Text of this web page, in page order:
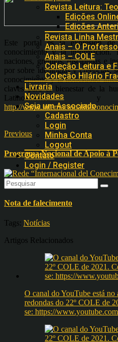
Revista Leitura:
Edições
Edições
Revista Linha
Anais – O
Anais – COLE
Coleção Leitura e
Coleção Hilário
Livraria
Novidades
Seja um Associado
Cadastro
Login
Minha Conta
Logout
Contato
Login / Register
Este portal es la expresión
conocimiento y la información.
naciones, gremios, disciplinas e
por sobre ideologí­as y creencias,
conocimiento y la honestidad
claves para el bienestar de la
http://
Previous
Programa Nacional de Apoio à
Next
Nota de falecimento
Tags: Notícias
Artigos Relacionados
O canal do YouTube está no
redondas do 22º COLE de
se: https://